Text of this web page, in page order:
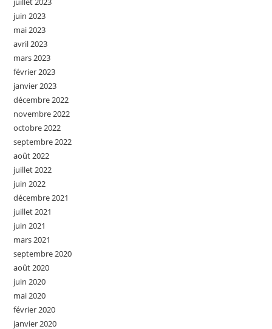
juin 2023
mai 2023
avril 2023
mars 2023
février 2023
janvier 2023
décembre 2022
novembre 2022
octobre 2022
septembre 2022
août 2022
juillet 2022
juin 2022
décembre 2021
juillet 2021
juin 2021
mars 2021
septembre 2020
août 2020
juin 2020
mai 2020
février 2020
janvier 2020